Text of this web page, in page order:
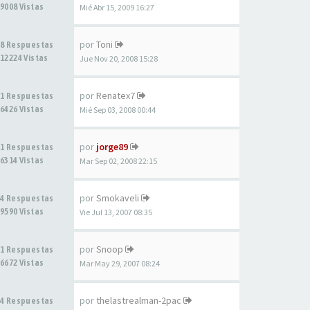
9008 Vistas
Mié Abr 15, 2009 16:27
8 Respuestas
12224 Vistas
porToni
Jue Nov 20, 2008 15:28
1 Respuestas
6426 Vistas
por Renatex7
Mié Sep 03, 2008 00:44
1 Respuestas
6314 Vistas
por jorge89
Mar Sep 02, 2008 22:15
4 Respuestas
9590 Vistas
porSmokaveli
Vie Jul 13, 2007 08:35
1 Respuestas
6672 Vistas
porSnoop
Mar May 29, 2007 08:24
4 Respuestas
por thelastrealman-2pac